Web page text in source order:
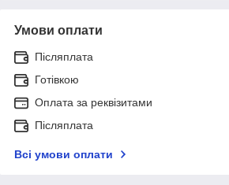
Умови оплати
Післяплата
Готівкою
Оплата за реквізитами
Післяплата
Всі умови оплати